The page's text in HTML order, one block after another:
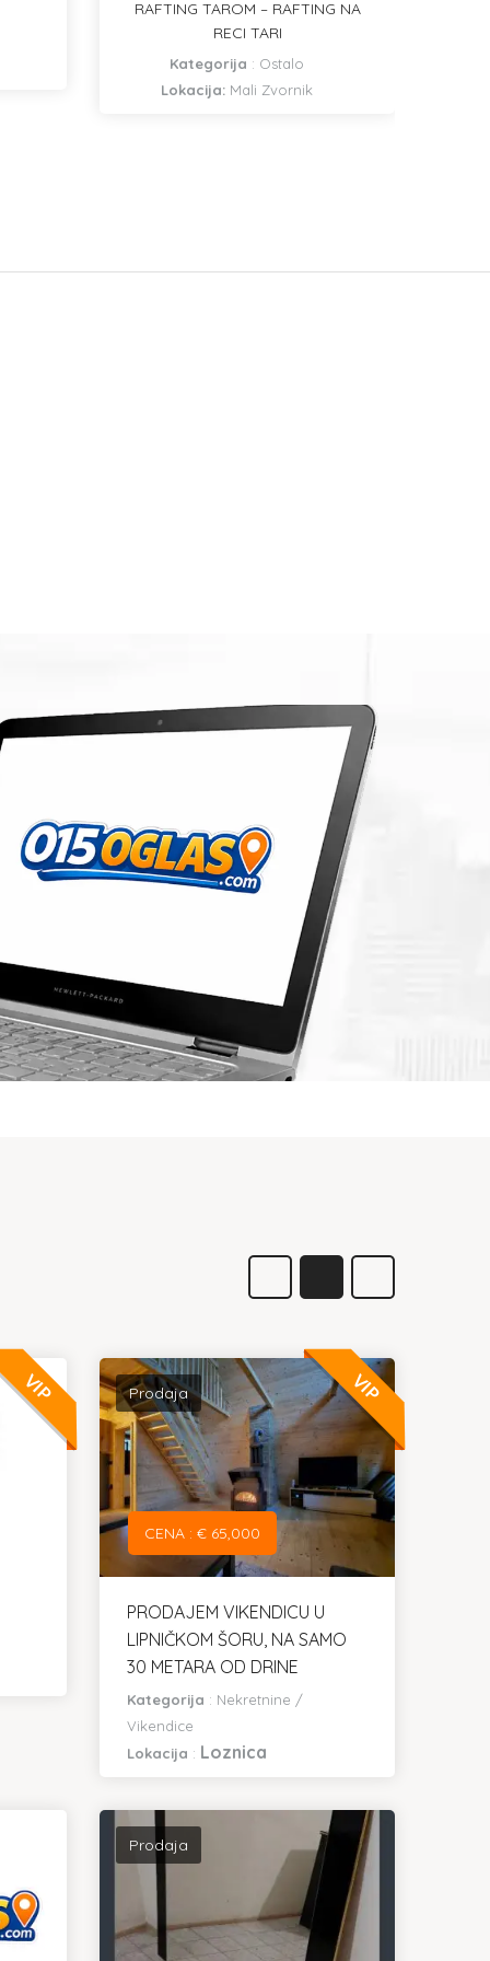
RAFTING TAROM – RAFTING NA
RECI TARI
Kategorija : Ostalo
Lokacija: Mali Zvornik
VIP VIP
CENA : € 65,000
Prodaja
PRODAJEM VIKENDICU U
LIPNIČKOM ŠORU, NA SAMO
30 METARA OD DRINE
Kategorija : Nekretnine /
Vikendice
Lokacija : Loznica
Prodaja